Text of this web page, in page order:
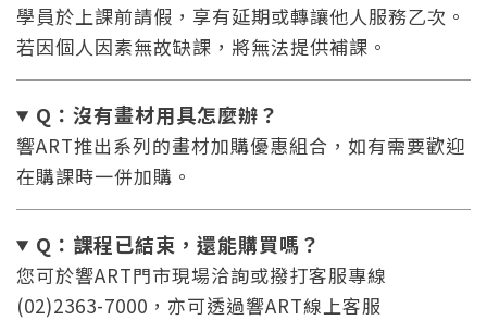
或 或
您將收到一封Email，請依照信件中的指示重新登
入。
重設密碼
系統偵測到您的帳號重複登入，
點擊下方「確定」將前一位使用者強制登出。
確定
取消
學員於上課前請假，享有延期或轉讓他人服務乙次。
若因個人因素無故缺課，將無法提供補課。
Q：沒有畫材用具怎麼辦？
響ART推出系列的畫材加購優惠組合，如有需要歡迎
在購課時一併加購。
Q：課程已結束，還能購買嗎？
您可於響ART門市現場洽詢或撥打客服專線
(02)2363-7000，亦可透過響ART線上客服